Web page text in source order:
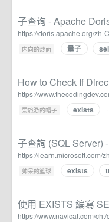
子查询 - Apache
https://doris.apache.org/zh-
内向的炒面 · 量子
How to Check If
https://
爱旅游的帽子 · exists
子查詢 (SQL Server)
https://learn.microsoft.com/
帅呆的篮球 · exists
使用 EXISTS 編寫
https://www.navicat.com/